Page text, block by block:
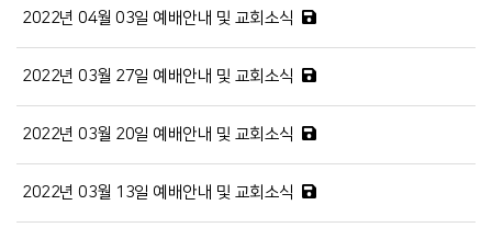
2022년 04월 03일 예배안내 및 교회소식
2022년 03월 27일 예배안내 및 교회소식
2022년 03월 20일 예배안내 및 교회소식
2022년 03월 13일 예배안내 및 교회소식